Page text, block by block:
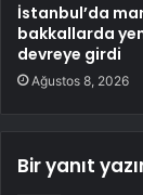
İstanbul’da
bakkallarda
devreye girdi
Ağustos 8, 2026
Bir yanıt